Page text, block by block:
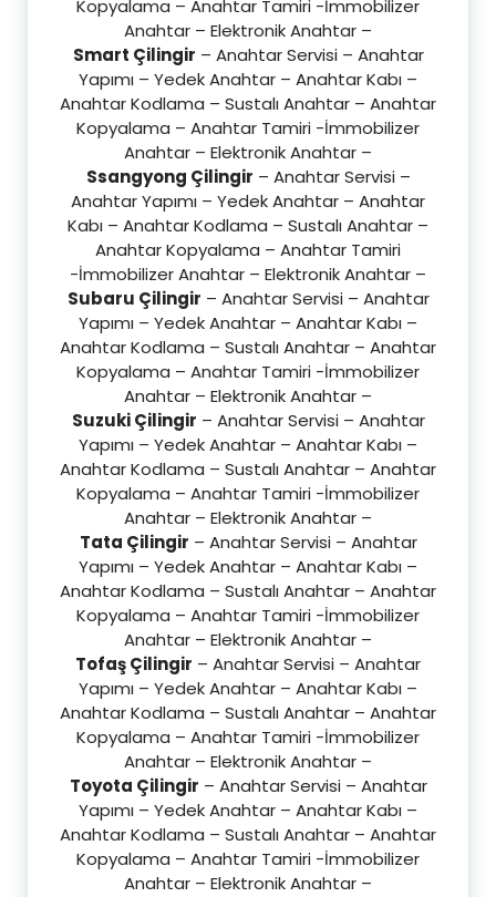
Kopyalama – Anahtar Tamiri -İmmobilizer
Anahtar – Elektronik Anahtar –
Smart Çilingir – Anahtar Servisi – Anahtar
Yapımı – Yedek Anahtar – Anahtar Kabı –
Anahtar Kodlama – Sustalı Anahtar – Anahtar
Kopyalama – Anahtar Tamiri -İmmobilizer
Anahtar – Elektronik Anahtar –
Ssangyong Çilingir – Anahtar Servisi –
Anahtar Yapımı – Yedek Anahtar – Anahtar
Kabı – Anahtar Kodlama – Sustalı Anahtar –
Anahtar Kopyalama – Anahtar Tamiri
-İmmobilizer Anahtar – Elektronik Anahtar –
Subaru Çilingir – Anahtar Servisi – Anahtar
Yapımı – Yedek Anahtar – Anahtar Kabı –
Anahtar Kodlama – Sustalı Anahtar – Anahtar
Kopyalama – Anahtar Tamiri -İmmobilizer
Anahtar – Elektronik Anahtar –
Suzuki Çilingir – Anahtar Servisi – Anahtar
Yapımı – Yedek Anahtar – Anahtar Kabı –
Anahtar Kodlama – Sustalı Anahtar – Anahtar
Kopyalama – Anahtar Tamiri -İmmobilizer
Anahtar – Elektronik Anahtar –
Tata Çilingir – Anahtar Servisi – Anahtar
Yapımı – Yedek Anahtar – Anahtar Kabı –
Anahtar Kodlama – Sustalı Anahtar – Anahtar
Kopyalama – Anahtar Tamiri -İmmobilizer
Anahtar – Elektronik Anahtar –
Tofaş Çilingir – Anahtar Servisi – Anahtar
Yapımı – Yedek Anahtar – Anahtar Kabı –
Anahtar Kodlama – Sustalı Anahtar – Anahtar
Kopyalama – Anahtar Tamiri -İmmobilizer
Anahtar – Elektronik Anahtar –
Toyota Çilingir – Anahtar Servisi – Anahtar
Yapımı – Yedek Anahtar – Anahtar Kabı –
Anahtar Kodlama – Sustalı Anahtar – Anahtar
Kopyalama – Anahtar Tamiri -İmmobilizer
Anahtar – Elektronik Anahtar –